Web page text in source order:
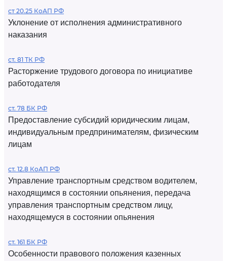
ст 20.25 КоАП РФ
Уклонение от исполнения административного
наказания
ст. 81 ТК РФ
Расторжение трудового договора по инициативе
работодателя
ст. 78 БК РФ
Предоставление субсидий юридическим лицам,
индивидуальным предпринимателям, физическим
лицам
ст. 12.8 КоАП РФ
Управление транспортным средством водителем,
находящимся в состоянии опьянения, передача
управления транспортным средством лицу,
находящемуся в состоянии опьянения
ст. 161 БК РФ
Особенности правового положения казенных